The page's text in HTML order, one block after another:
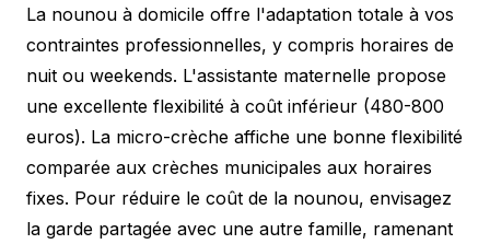
La nounou à domicile offre l'adaptation totale à vos
contraintes professionnelles, y compris horaires de
nuit ou weekends. L'assistante maternelle propose
une excellente flexibilité à coût inférieur (480-800
euros). La micro-crèche affiche une bonne flexibilité
comparée aux crèches municipales aux horaires
fixes. Pour réduire le coût de la nounou, envisagez
la garde partagée avec une autre famille, ramenant